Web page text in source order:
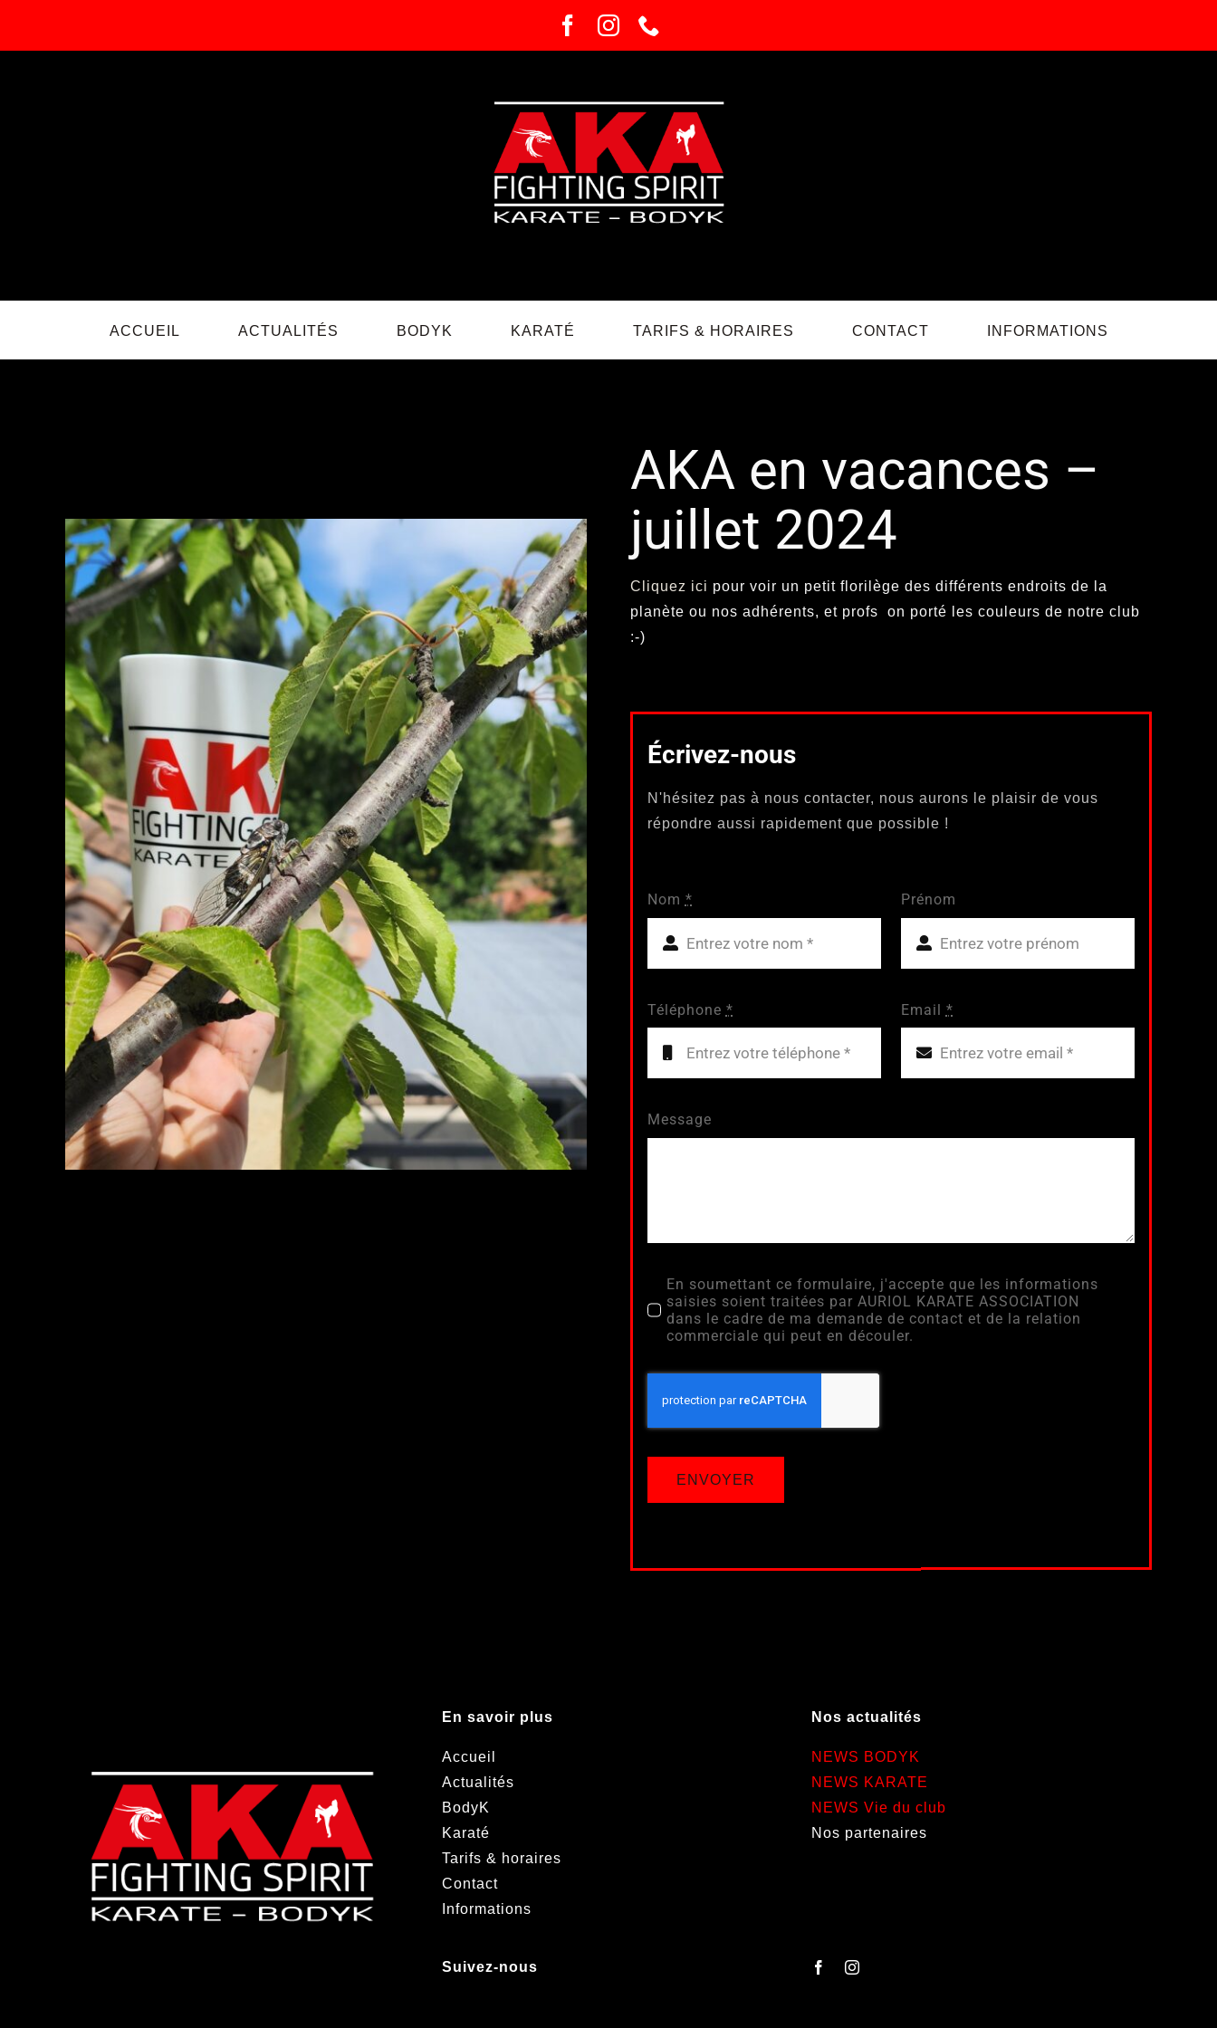
ACCUEIL ACTUALITÉS BODYK KARATÉ TARIFS & HORAIRES CONTACT INFORMATIONS
AKA en vacances –
juillet 2024
Cliquez ici pour voir un petit florilège des différents endroits de la
planète ou nos adhérents, et profs on porté les couleurs de notre club
:-)
Écrivez-nous
N'hésitez pas à nous contacter, nous aurons le plaisir de vous
répondre aussi rapidement que possible !
Nom *
Téléphone *
Prénom
Email *
Message
En soumettant ce formulaire, j'accepte que les informations
saisies soient traitées par AURIOL KARATE ASSOCIATION
dans le cadre de ma demande de contact et de la relation
commerciale qui peut en découler.
ENVOYER
En savoir plus
Accueil
Actualités
BodyK
Karaté
Tarifs & horaires
Contact
Informations
Nos actualités
NEWS BODYK
NEWS KARATE
NEWS Vie du club
Nos partenaires
Suivez-nous